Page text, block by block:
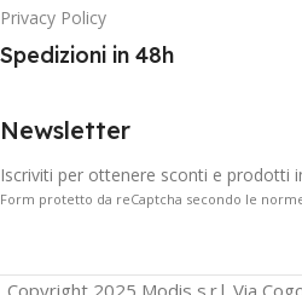
Privacy Policy
Spedizioni in 48h
Newsletter
Iscriviti per ottenere sconti e prodotti
Form protetto da reCaptcha secondo le